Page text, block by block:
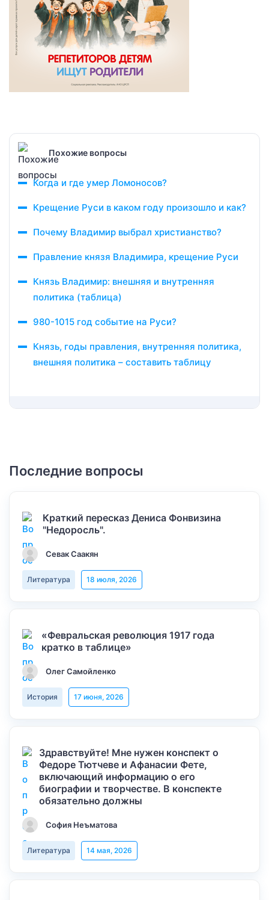
Похожие вопросы
Когда и где умер Ломоносов?
Крещение Руси в каком году произошло и как?
Почему Владимир выбрал христианство?
Правление князя Владимира, крещение Руси
Князь Владимир: внешняя и внутренняя
политика (таблица)
980-1015 год событие на Руси?
Князь, годы правления, внутренняя политика,
внешняя политика – составить таблицу
Последние вопросы
Краткий пересказ Дениса Фонвизина
"Недоросль".
Севак Саакян
Литература 18 июля, 2026
«Февральская революция 1917 года
кратко в таблице»
Олег Самойленко
История 17 июня, 2026
Здравствуйте! Мне нужен конспект о
Федоре Тютчеве и Афанасии Фете,
включающий информацию о его
биографии и творчестве. В конспекте
обязательно должны
София Неъматова
Литература 14 мая, 2026